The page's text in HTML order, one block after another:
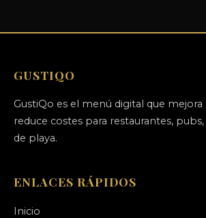
GUSTIQO
GustiQo es el menú digital que mejora
reduce costes para restaurantes,
de playa.
ENLACES RÁPIDOS
Inicio